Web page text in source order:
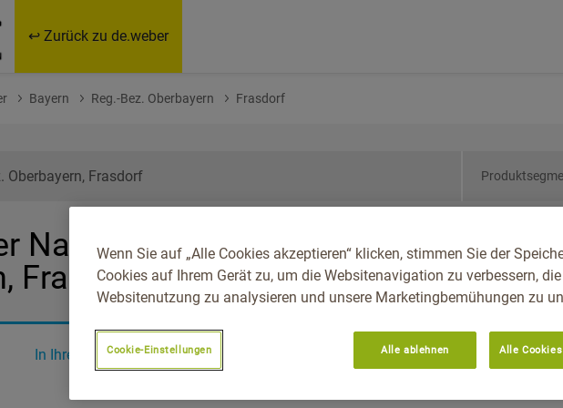
↩ Zurück zu de.weber
Bayern Reg.-Bez. Oberbayern Frasdorf
Nahe Bayern, Reg.-Bez.
Frasdorf
In Ihrer Nähe 0
Wenn Sie auf „Alle Cookies akzeptieren“ klicken, stimmen Sie der
Cookies auf Ihrem Gerät zu, um die Websitenavigation zu verbessern, die
Websitenutzung zu analysieren und unsere Marketingbemühungen zu
Cookie-Einstellungen Alle ablehnen Alle